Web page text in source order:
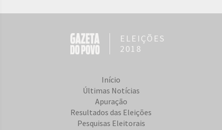
ELEIÇÕES
2018
Início
Últimas Notícias
Apuração
Resultados das Eleições
Pesquisas Eleitorais